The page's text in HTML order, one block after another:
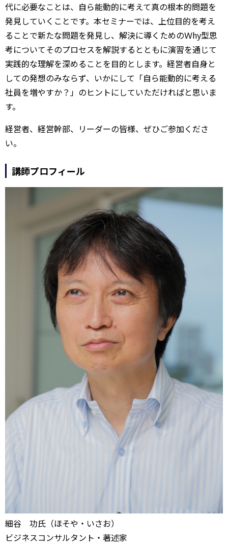
代に必要なことは、自ら能動的に考えて真の根本的問題を
発見していくことです。本セミナーでは、上位目的を考え
ることで新たな問題を発見し、解決に導くためのＷhy型思
考についてそのプロセスを解説するとともに演習を通じて
実践的な理解を深めることを目的とします。経営者自身と
しての発想のみならず、いかにして「自ら能動的に考える
社員を増やすか？」のヒントにしていただければと思いま
す。
経営者、経営幹部、リーダーの皆様、ぜひご参加くださ
い。
講師プロフィール
細谷 功氏（ほそや・いさお）
ビジネスコンサルタント・著述家